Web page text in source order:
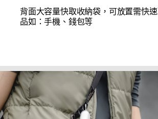
背面大容量快取收納袋，可放置需快
品如：手機、錢包等